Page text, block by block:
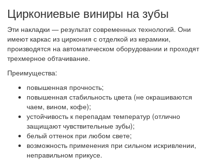
Циркониевые виниры на зубы
Эти накладки — результат современных технологий. Они
имеют каркас из циркония с отделкой из керамики,
производятся на автоматическом оборудовании и проходят
трехмерное обтачивание.
Преимущества:
повышенная прочность;
повышенная стабильность цвета (не окрашиваются
чаем, вином, кофе);
устойчивость к перепадам температур (отлично
защищают чувствительные зубы);
белый оттенок при любом свете;
возможность применения при сильном искривлении,
неправильном прикусе.